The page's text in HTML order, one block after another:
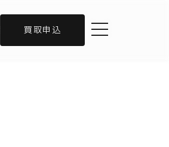
買取申込 toggle navigation